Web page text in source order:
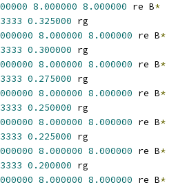
8.000000 8.000000 re B*
0.325000 rg
8.000000 8.000000 re B*
0.300000 rg
8.000000 8.000000 re B*
0.275000 rg
8.000000 8.000000 re B*
0.250000 rg
8.000000 8.000000 re B*
0.225000 rg
8.000000 8.000000 re B*
0.200000 rg
8.000000 8.000000 re B*